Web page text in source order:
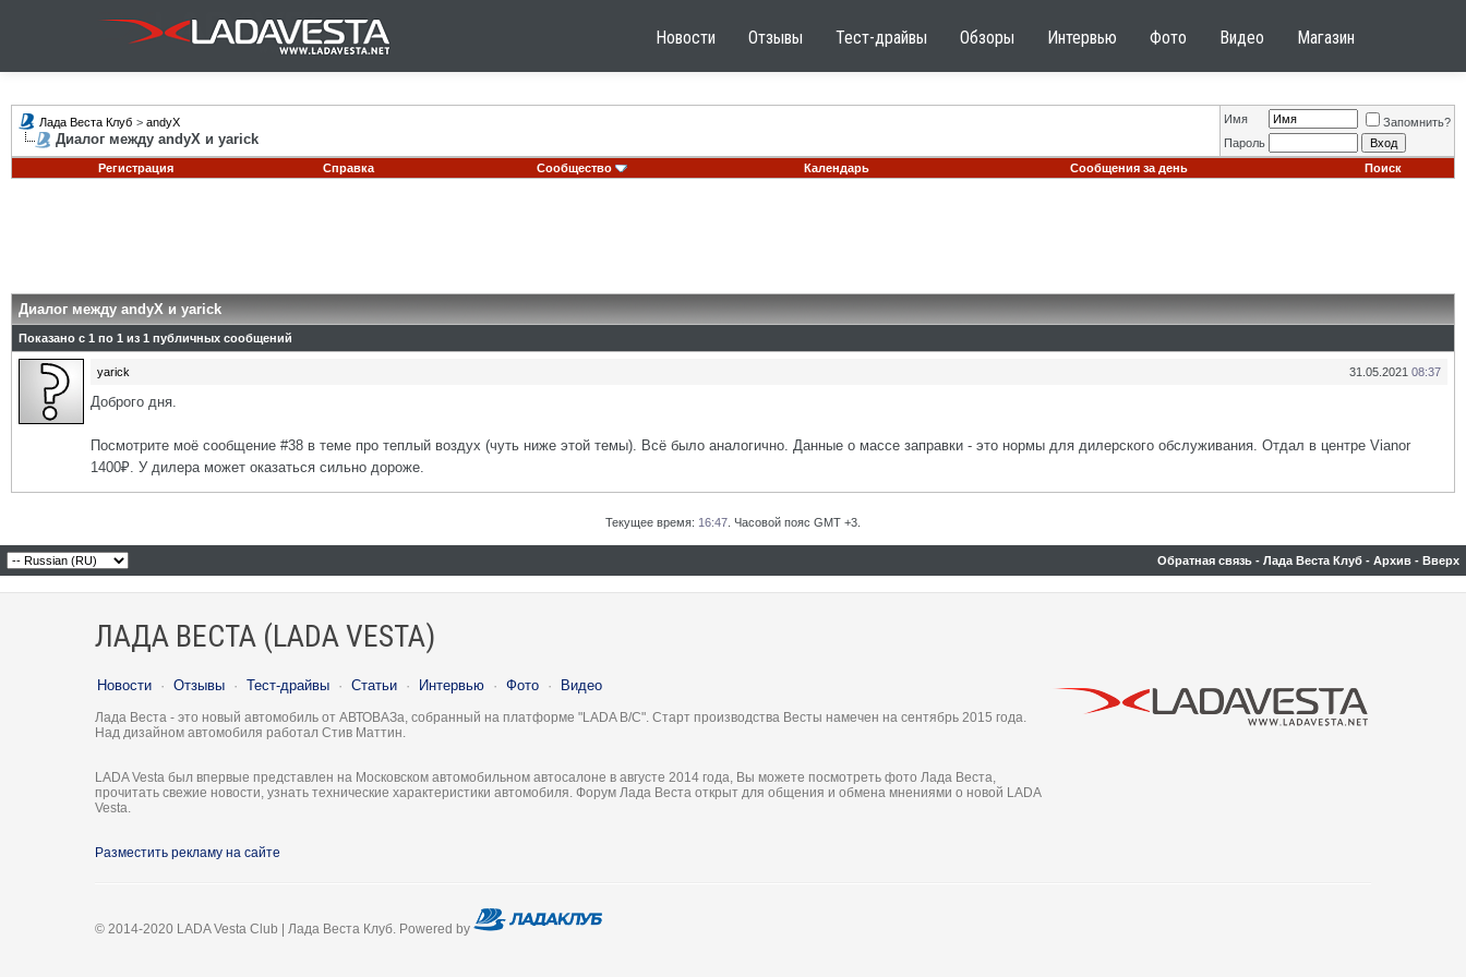
Новости Отзывы Тест-драйвы Обзоры Интервью Фото Видео Магазин
Лада Веста Клуб > andyX
Диалог между andyX и yarick
Имя
Запомнить?
Пароль
Регистрация
Справка Сообщество Календарь Сообщения за день Поиск
Диалог между andyX и yarick
Показано с 1 по 1 из 1 публичных сообщений
31.05.2021 08:37
yarick
Доброго дня.
Посмотрите моё сообщение #38 в теме про теплый воздух (чуть ниже этой темы). Всё было аналогично. Данные о массе заправки - это нормы для дилерского обслуживания. Отдал в центре Vianor
1400₽. У дилера может оказаться сильно дороже.
Текущее время: 16:47 . Часовой пояс GMT +3.
Обратная связь - Лада Веста Клуб - Архив - Вверх
ЛАДА ВЕСТА (LADA VESTA)
Новости · Отзывы · Тест-драйвы · Статьи · Интервью · Фото · Видео
Лада Веста - это новый автомобиль от АВТОВАЗа, собранный на платформе "LADA B/C". Старт производства Весты намечен на сентябрь 2015 года.
Над дизайном автомобиля работал Стив Маттин.
LADA Vesta был впервые представлен на Московском автомобильном автосалоне в августе 2014 года, Вы можете посмотреть фото Лада Веста,
прочитать свежие новости, узнать технические характеристики автомобиля. Форум Лада Веста открыт для общения и обмена мнениями о новой LADA
Vesta.
Разместить рекламу на сайте
© 2014-2020 LADA Vesta Club | Лада Веста Клуб. Powered by